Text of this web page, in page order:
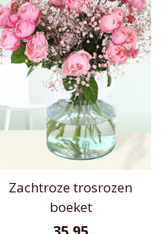
Zachtroze trosrozen
boeket